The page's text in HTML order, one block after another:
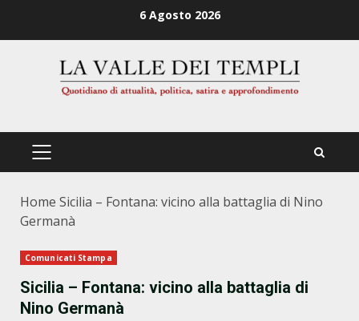
6 Agosto 2026
PRIMÄRES
Home Sicilia – Fontana: vicino alla battaglia di Nino
Germanà
Comunicati Stampa
Sicilia – Fontana: vicino alla battaglia di
Nino Germanà